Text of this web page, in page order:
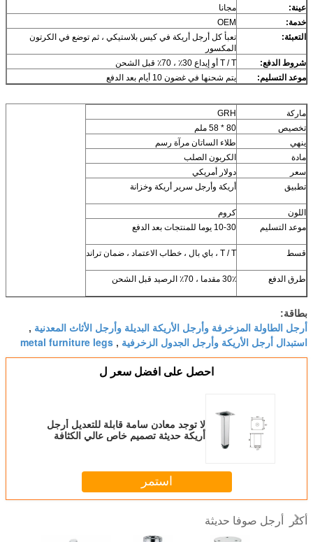
عينة:
مجانا
خدمة:
OEM
التعبئة:
تعبأ كل أرجل أريكة في كيس بلاستيكي ، ثم توضع في الكرتون
المكسور
شروط الدفع:
T / T أو إيداع 30٪ ، 70٪ قبل الشحن
موعد التسليم:
يتم شحنها في غضون 10 أيام بعد الدفع
ماركة
GRH
تخصيص
80 * 58 ملم
ينهي
طلاء الساتان مرآة رسم
مادة
الكربون الصلب
سعر
دولار أمريكي
تطبيق
أريكة وأرجل سرير أريكة وخزانة
اللون
كروم
موعد التسليم
10-30 يوما للمنتجات بعد الدفع
قسط T / T ، باي بال ، خطاب الاعتماد ، ضمان تراند
طرق الدفع 30٪ مقدما ، 70٪ الرصيد قبل الشحن
بطاقة:
أرجل الطاولة المزخرفة وأرجل الأريكة البديلة وأرجل الأثاث المعدنية ,
استبدال أرجل الأريكة وأرجل الجدول الزخرفية ,
metal furniture legs
احصل على افضل سعر ل
لا توجد معادن سامة قابلة للتعديل أرجل
أريكة حديثة تصميم خاص عالي الكثافة
استمر
أكثر أرجل صوفا حديثة